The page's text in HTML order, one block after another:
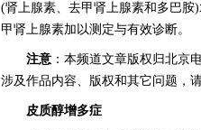
(肾上腺素、去甲肾上腺素和多巴
甲肾上腺素加以测定与有效诊断。
注意 ：本频道文章版权归北京
涉及作品内容、版权和其它问题，
皮质醇增多症